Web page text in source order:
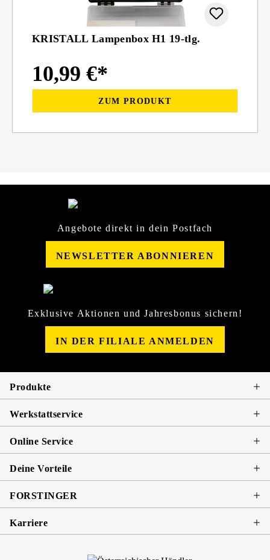
KRISTALL Lampenbox H1 19-tlg.
10,99 €*
ZUM PRODUKT
Angebote direkt in dein Postfach
NEWSLETTER ABONNIEREN
Exklusive Aktionen und Jahresbonus sichern!
IN DER FILIALE ANMELDEN
Produkte
Werkstattservice
Online Service
Deine Vorteile
FORSTINGER
Karriere